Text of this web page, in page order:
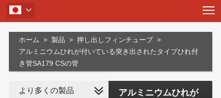

ホーム > 製品 > 押し出しフィンチューブ >
アルミニウムひれが付いている突き出されたタイプひれ付
き管SA179 CSの管
アルミニウムひれが
より多くの製品